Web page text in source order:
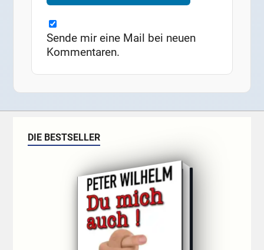
Sende mir eine Mail bei neuen
Kommentaren.
DIE BESTSELLER